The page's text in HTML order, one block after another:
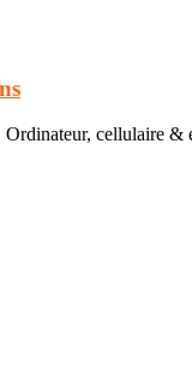
Ordinateur, cellulaire &